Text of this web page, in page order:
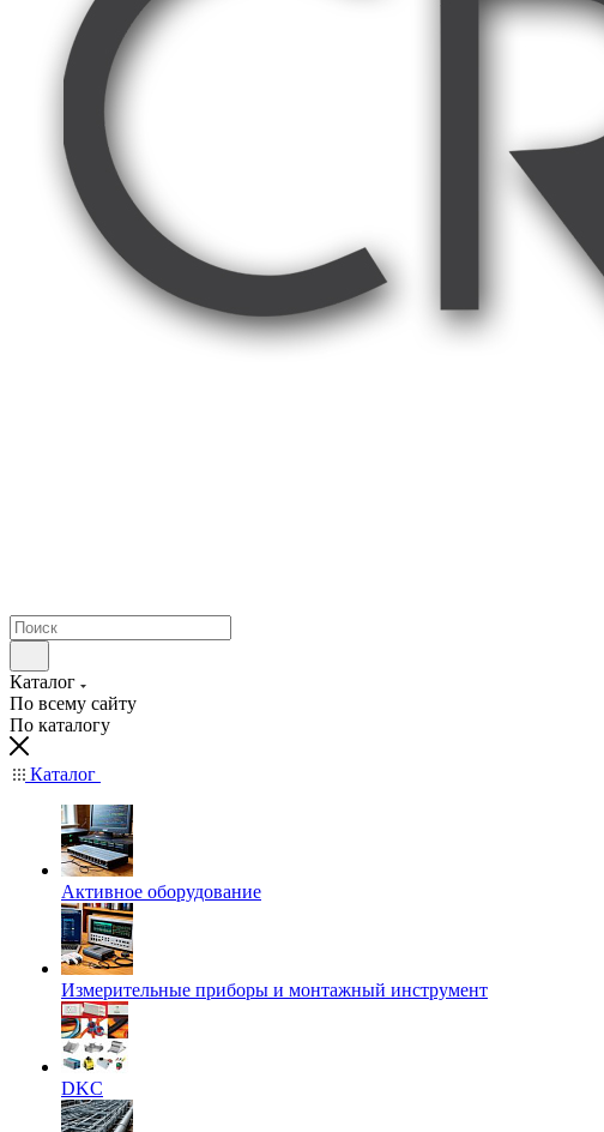
Каталог
По всему сайту
По каталогу
Каталог
Активное оборудование
Измерительные приборы и монтажный инструмент
DKC